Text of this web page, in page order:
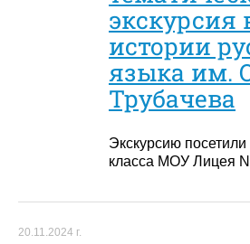
экскурсия
истории
языка им.
Трубачева
Экскурсию
класса МОУ Лицея
20.11.2024 г.